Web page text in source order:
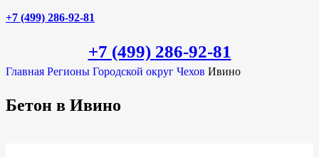
+7 (499) 286-92-81
+7 (499) 286-92-81
Главная Регионы Городской округ Чехов Ивино
Бетон в Ивино